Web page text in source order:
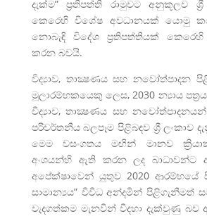
දැක්ම” ප්‍රතිපත්ති රාමුවට අනුකූලව
කෙරෙහි විශේෂ අවධානයක් යොමු
නොබැඳි විදේශ ප්‍රතිපත්තියක්
කරන බවයි.
විද්‍යාව, තාක්‍ෂණය සහ නවෝත්පාදන
මූලාරම්භකයෙකු ලෙස, 2030 න්‍යාය
විද්‍යාව, තාක්‍ෂණය සහ
පරිවර්තනීය බලපෑම පිළිබඳව ශ්‍රී ලංකාව
මෙම වසංගතය මඟින් මානව
අංශයන්හි ඇති කරන ලද බාධාවන්ට
අපේක්ෂාවෙන් යුතුව 2020
සාමාන්‍යය” විවිධ අන්දමින්
වැදගත්කම මැනවින් විදහා දැක්වුණු බව